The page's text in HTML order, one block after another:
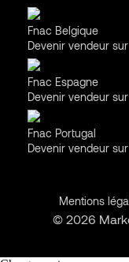
Fnac Belgique
Devenir vendeur
Fnac Espagne
Devenir vendeur
Fnac Portugal
Devenir vendeur
Mentions
© 2026